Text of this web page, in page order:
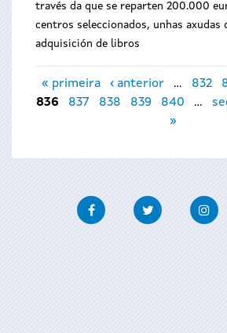
través da que se reparten 200.000
centros seleccionados, unhas axudas
adquisición de libros
Páxinas
« primeira ‹ anterior … 832
836
837 838 839 840 …
»
FacebookTwitter